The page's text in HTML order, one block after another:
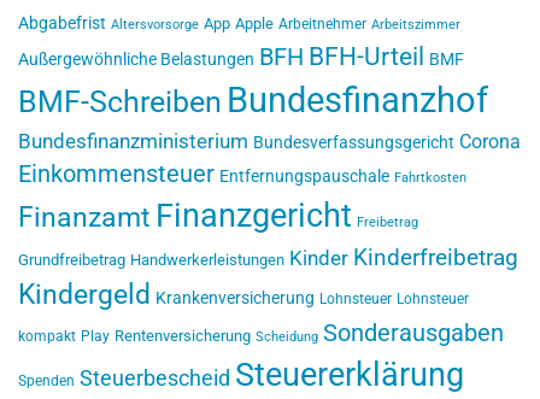
Abgabefrist Altersvorsorge App Apple Arbeitnehmer Arbeitszimmer
Außergewöhnliche Belastungen BFH BFH-Urteil BMF
BMF-Schreiben Bundesfinanzhof
Bundesfinanzministerium Bundesverfassungsgericht Corona
Einkommensteuer Entfernungspauschale Fahrtkosten
Finanzamt Finanzgericht Freibetrag
Grundfreibetrag Handwerkerleistungen Kinder Kinderfreibetrag
Kindergeld Krankenversicherung Lohnsteuer Lohnsteuer
kompakt Play Rentenversicherung Scheidung Sonderausgaben
Spenden Steuerbescheid Steuererklärung